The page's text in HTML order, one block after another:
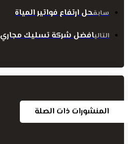
سابقحل ارتفاع فواتير المياة
التاليافضل شركة تسليك مجاري
المنشورات ذات الصلة